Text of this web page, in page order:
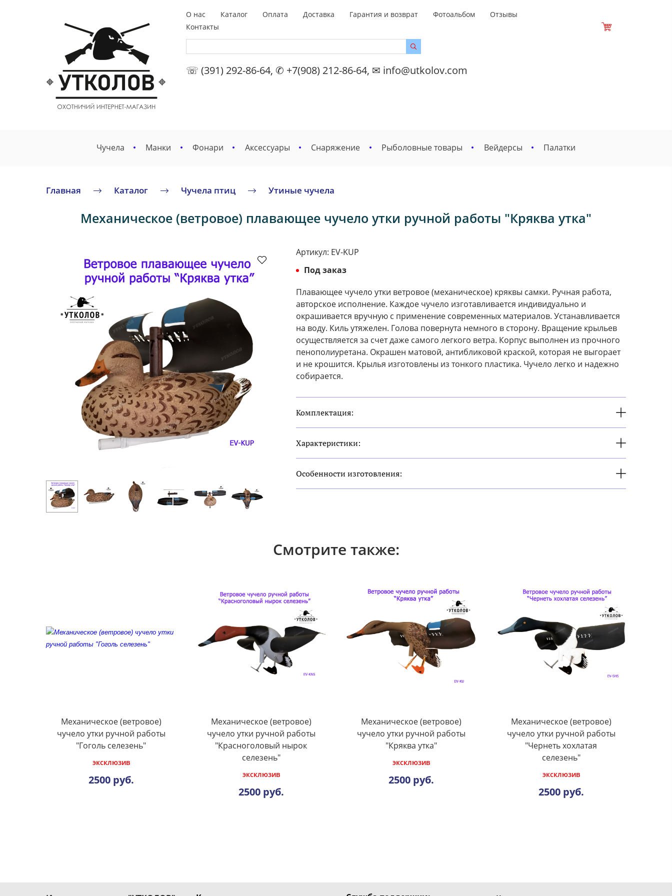
О нас Каталог Оплата Доставка Гарантия и возврат Фотоальбом
Отзывы
Контакты
☏ (391) 292-86-64, ✆ +7(908) 212-86-64, ✉ info@utkolov.com
Чучела Манки Фонари Аксессуары Снаряжение Рыболовные товары Вейдерсы Палатки
Главная Каталог Чучела птиц Утиные чучела
Механическое (ветровое) плавающее чучело утки ручной работы "Кряква утка"
Артикул: EV-KUP
Под заказ
Плавающее чучело утки ветровое (механическое) кряквы самки. Ручная работа,
авторское исполнение. Каждое чучело изготавливается индивидуально и
окрашивается вручную с применение современных материалов. Устанавливается
на воду. Киль утяжелен. Голова повернута немного в сторону. Вращение крыльев
осуществляется за счет даже самого легкого ветра. Корпус выполнен из прочного
пенополиуретана. Окрашен матовой, антибликовой краской, которая не выгорает
и не крошится. Крылья изготовлены из тонкого пластика. Чучело легко и надежно
собирается.
Комплектация:
Характеристики:
Особенности изготовления:
Смотрите также:
Механическое (ветровое)
чучело утки ручной работы
"Гоголь селезень"
эксклюзив
2500 руб.
Механическое (ветровое)
чучело утки ручной работы
"Красноголовый нырок
селезень"
эксклюзив
2500 руб.
Механическое (ветровое)
чучело утки ручной работы
"Кряква утка"
эксклюзив
2500 руб.
Механическое (ветровое)
чучело утки ручной работы
"Чернеть хохлатая
селезень"
эксклюзив
2500 руб.